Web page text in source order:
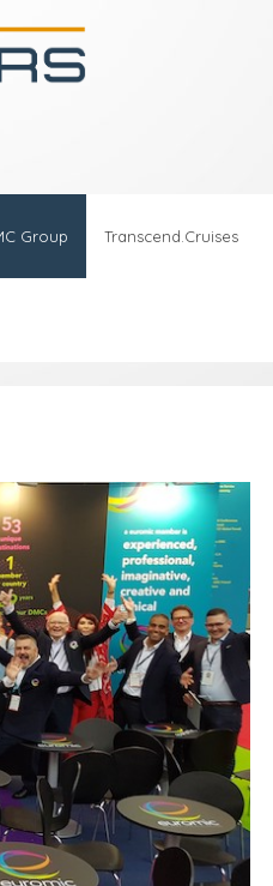
Group Transcend.Cruises